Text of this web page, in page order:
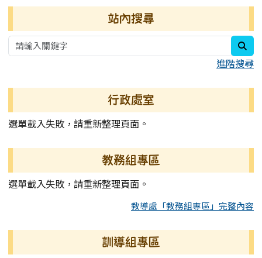
站內搜尋
進階搜尋
行政處室
選單載入失敗，請重新整理頁面。
教務組專區
選單載入失敗，請重新整理頁面。
教導處「教務組專區」完整內容
訓導組專區